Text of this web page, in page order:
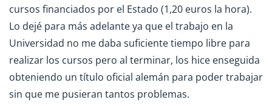
cursos financiados por el Estado (1,20 euros la hora).
Lo dejé para más adelante ya que el trabajo en la
Universidad no me daba suficiente tiempo libre para
realizar los cursos pero al terminar, los hice enseguida
obteniendo un título oficial alemán para poder trabajar
sin que me pusieran tantos problemas.